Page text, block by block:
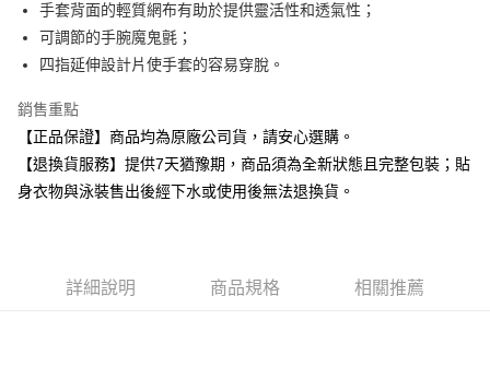
全家取貨付款
每筆NT$80，滿NT$599(含以上)免運費
每筆NT$80，滿NT$599(含以上)免運費
7-11取貨付款
每筆NT$80，滿NT$599(含以上)免運費
手套背面的輕質網布有助於提供靈活性和透氣性；
可調節的手腕魔鬼氈；
四指延伸設計片使手套的容易穿脫。
銷售重點
【正品保證】商品均為原廠公司貨，請安心選購。
【退換貨服務】提供7天猶豫期，商品須為全新狀態且完整包裝；貼
身衣物與泳裝售出後經下水或使用後無法退換貨。
詳細說明 商品規格 相關推薦